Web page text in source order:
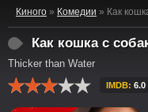
Киного » Комедии » Как
Как кошка с
Thicker than Water
IMDB: 6.0